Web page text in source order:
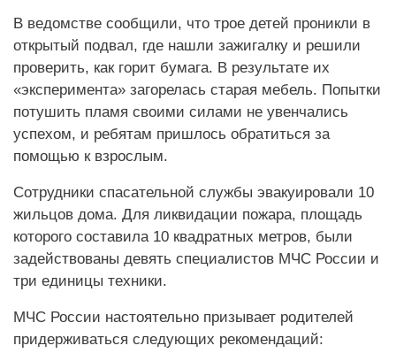
В ведомстве сообщили, что трое детей проникли в
открытый подвал, где нашли зажигалку и решили
проверить, как горит бумага. В результате их
«эксперимента» загорелась старая мебель. Попытки
потушить пламя своими силами не увенчались
успехом, и ребятам пришлось обратиться за
помощью к взрослым.
Сотрудники спасательной службы эвакуировали 10
жильцов дома. Для ликвидации пожара, площадь
которого составила 10 квадратных метров, были
задействованы девять специалистов МЧС России и
три единицы техники.
МЧС России настоятельно призывает родителей
придерживаться следующих рекомендаций: